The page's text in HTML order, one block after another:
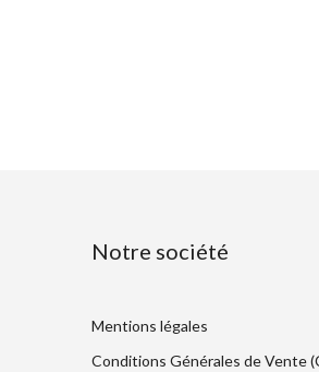
Notre société
Mentions légales
Conditions Générales de Vente